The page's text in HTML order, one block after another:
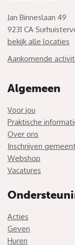
Jan Binneslaan 49
9231 CA
bekijk alle locaties
Aankomende
Algemeen
Voor jou
Praktische
Over ons
Inschrijven
Webshop
Vacatures
Acties
Geven
Huren